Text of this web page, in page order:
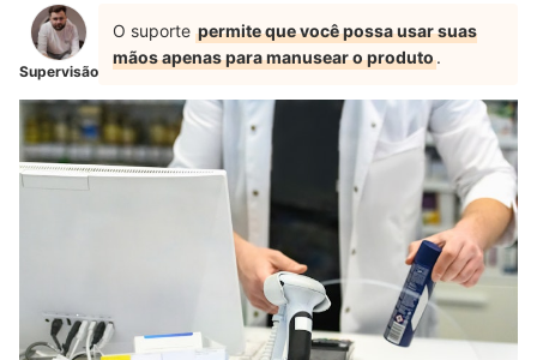
Supervisão
O suporte permite que você possa usar suas
mãos apenas para manusear o produto.